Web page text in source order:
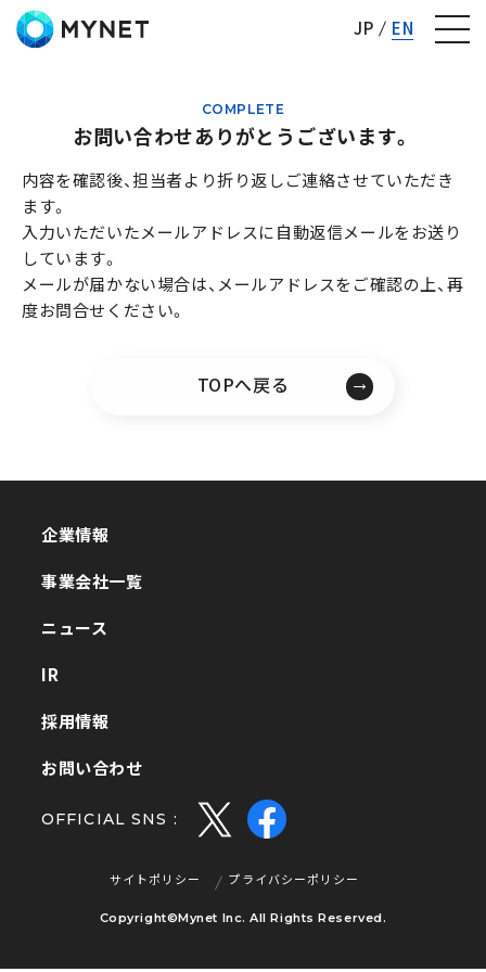
JP EN
COMPLETE
お問い合わせありがとうございます。
内容を確認後、担当者より折り返しご連絡させていただき
ます。
入力いただいたメールアドレスに自動返信メールをお送り
しています。
メールが届かない場合は、メールアドレスをご確認の上、再
度お問合せください。
TOPへ戻る
企業情報
事業会社一覧
ニュース
IR
採用情報
お問い合わせ
OFFICIAL SNS :
サイトポリシー
プライバシーポリシー
Copyright©Mynet Inc. All Rights Reserved.